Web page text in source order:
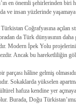
en önemli şehirlerinden biri
ve insan yüzlerinde yaşamaya
Coğrafyasına açılan
da Türk dünyasının
Modern İpek Yolu
Ancak bu hareketliliğin
hâline gelmiş
Sokaklarda yükselen
hafıza kendine yer açmaya
Doğu